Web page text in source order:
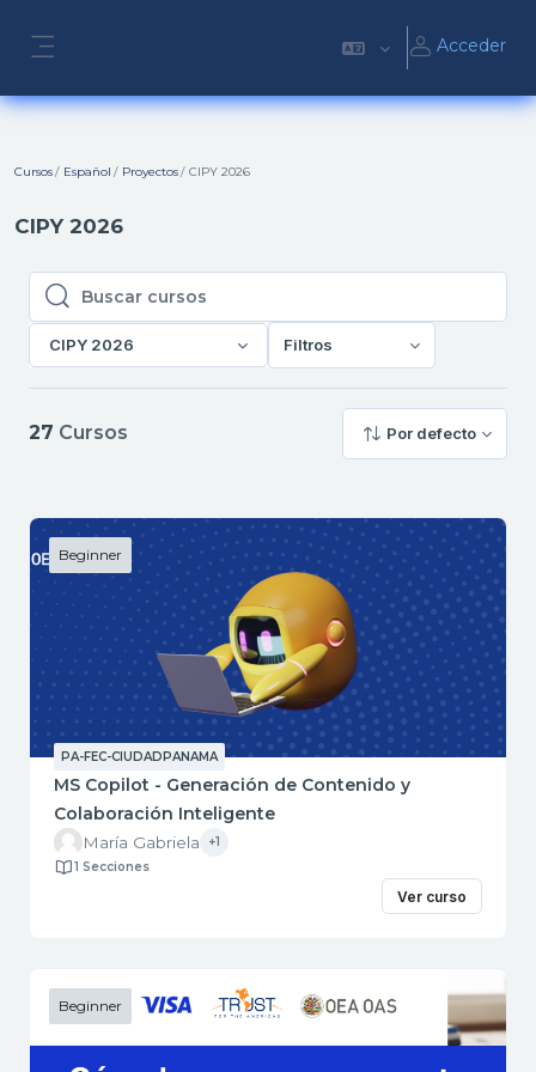
Acceder
Cursos Español Proyectos CIPY 2026
CIPY 2026
Buscar cursos
Buscar cursos
CIPY 2026 Filtros
27 Cursos Por defecto
Beginner
PA-FEC-CIUDADPANAMA
MS Copilot - Generación de Contenido y
Colaboración Inteligente
María Gabriela
+1
1 Secciones
Ver curso
Beginner